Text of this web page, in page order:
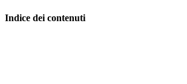
Indice dei contenuti